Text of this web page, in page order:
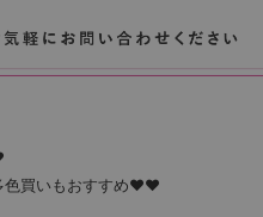
色買いもおすすめ♥♥